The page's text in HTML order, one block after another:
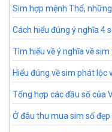
Sim hợp mệnh Thổ,
Cách hiểu đúng ý nghĩa 4
Tìm hiểu về ý nghĩa về
Hiểu đúng về sim phát
Tổng hợp các đầu số của
Ở đâu thu mua sim số